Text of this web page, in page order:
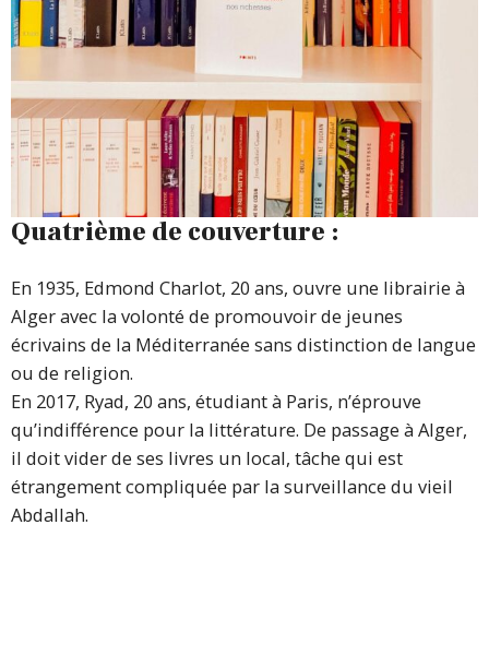
Quatrième de couverture :
En 1935, Edmond Charlot, 20 ans, ouvre une librairie à
Alger avec la volonté de promouvoir de jeunes
écrivains de la Méditerranée sans distinction de langue
ou de religion.
En 2017, Ryad, 20 ans, étudiant à Paris, n’éprouve
qu’indifférence pour la littérature. De passage à Alger,
il doit vider de ses livres un local, tâche qui est
étrangement compliquée par la surveillance du vieil
Abdallah.